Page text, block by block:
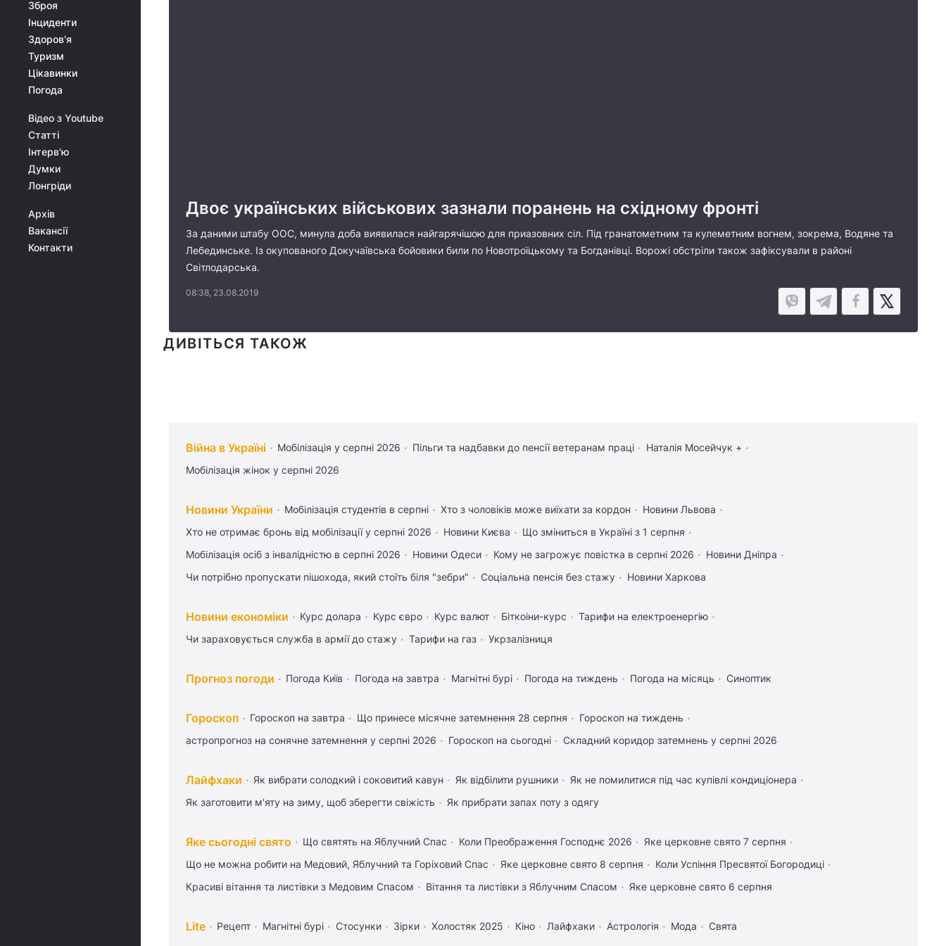
Зброя
Інциденти
Здоров'я
Туризм
Цікавинки
Погода
Відео з Youtube
Статті
Інтерв'ю
Думки
Лонгріди
Архів
Вакансії
Контакти
Двоє українських військових зазнали поранень на східному фронті
За даними штабу ООС, минула доба виявилася найгарячішою для приазовних сіл. Під гранатометним та кулеметним вогнем, зокрема, Водяне та
Лебединське. Із окупованого Докучаївська бойовики били по Новотроїцькому та Богданівці. Ворожі обстріли також зафіксували в районі
Світлодарська.
08:38, 23.08.2019
ДИВІТЬСЯ ТАКОЖ
Війна в Україні Мобілізація у серпні 2026 Пільги та надбавки до пенсії ветеранам праці
Наталія Мосейчук +
Мобілізація жінок у серпні 2026
Новини України Мобілізація студентів в серпні Хто з чоловіків може виїхати за кордон
Новини Львова
Хто не отримає бронь від мобілізації у серпні 2026
Новини Києва
Що зміниться в Україні з 1 серпня
Мобілізація осіб з інвалідністю в серпні 2026
Новини Одеси Кому не загрожує повістка в серпні 2026
Новини Дніпра
Чи потрібно пропускати пішохода, який стоїть біля "зебри"
Соціальна пенсія без стажу Новини Харкова
Новини економіки Курс долара Курс євро Курс валют Біткоіни-курс
Тарифи на електроенергію
Чи зараховується служба в армії до стажу
Тарифи на газ Укрзалізниця
Прогноз погоди Погода Київ Погода на завтра Магнітні бурі Погода на тиждень Погода на місяць Синоптик
Гороскоп Гороскоп на завтра Що принесе місячне затемнення 28 серпня
Гороскоп на тиждень
астропрогноз на сонячне затемнення у серпні 2026
Гороскоп на сьогодні Складний коридор затемнень у серпні 2026
Лайфхаки Як вибрати солодкий і соковитий кавун Як відбілити рушники
Як не помилитися під час купівлі кондиціонера
Як заготовити м'яту на зиму, щоб зберегти свіжість
Як прибрати запах поту з одягу
Яке сьогодні свято Що святять на Яблучний Спас Коли Преображення Господнє 2026
Яке церковне свято 7 серпня
Що не можна робити на Медовий, Яблучний та Горіховий Спас
Яке церковне свято 8 серпня
Коли Успіння Пресвятої Богородиці
Красиві вітання та листівки з Медовим Спасом
Вітання та листівки з Яблучним Спасом Яке церковне свято 6 серпня
Lite Рецепт Магнітні бурі Стосунки Зірки Холостяк 2025 Кіно Лайфхаки Астрологія Мода Свята